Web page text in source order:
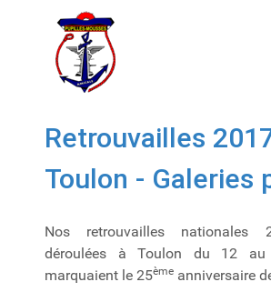
Retrouvailles
Toulon - Galeries
Nos retrouvailles
déroulées à Toulon du 12
marquaient le 25ème anniversaire